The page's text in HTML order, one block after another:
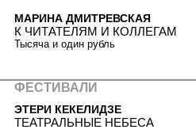
МАРИНА ДМИТРЕВСКАЯ
К ЧИТАТЕЛЯМ И КОЛЛЕГАМ
Тысяча и один рубль
ФЕСТИВАЛИ
ЭТЕРИ КЕКЕЛИДЗЕ
ТЕАТРАЛЬНЫЕ НЕБЕСА